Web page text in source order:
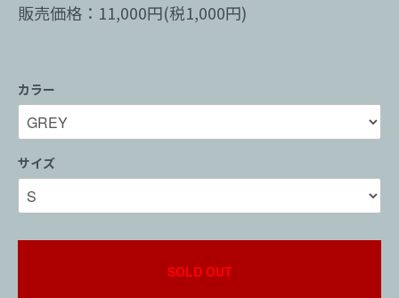
販売価格：11,000円(税1,000円)
カラー
サイズ
SOLD OUT